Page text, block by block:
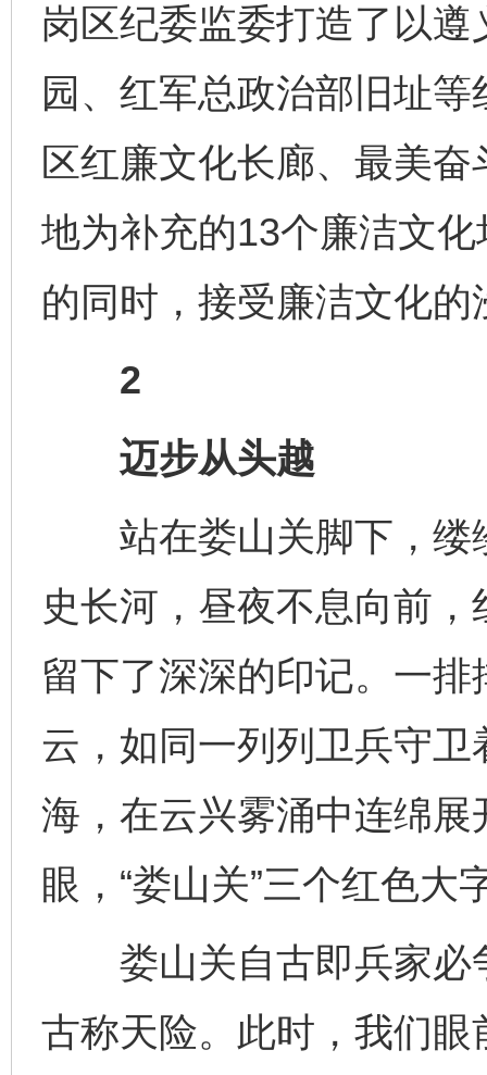
岗区纪委监委打造了以
园、红军总政治部旧址
区红廉文化长廊、最美
地为补充的13个廉洁文
的同时，接受廉洁文化的
2
迈步从头越
站在娄山关脚下，缕
史长河，昼夜不息向前
留下了深深的印记。一
云，如同一列列卫兵守
海，在云兴雾涌中连绵
眼，“娄山关”三个红色
娄山关自古即兵家必
古称天险。此时，我们